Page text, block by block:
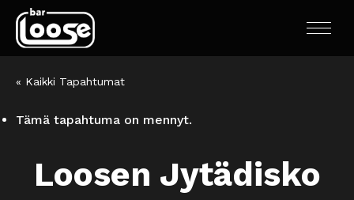
« Kaikki Tapahtumat
Tämä tapahtuma on mennyt.
Loosen Jytädisko